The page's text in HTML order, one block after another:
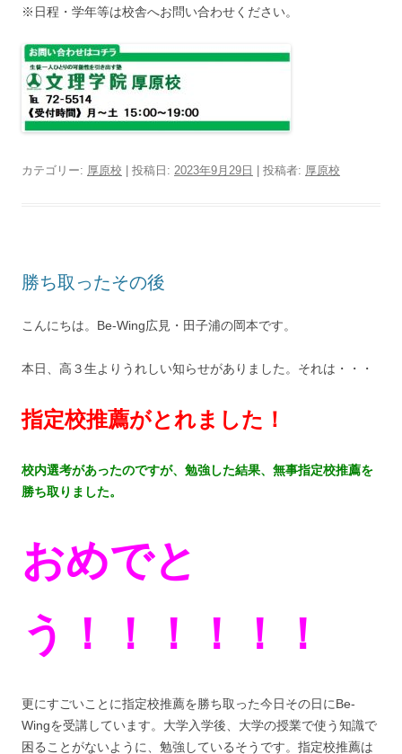
※日程・学年等は校舎へお問い合わせください。
カテゴリー: 厚原校 | 投稿日: 2023年9月29日 投稿者: 厚原校
勝ち取ったその後
こんにちは。Be-Wing広見・田子浦の岡本です。
本日、高３生よりうれしい知らせがありました。それは・・・
指定校推薦がとれました！
校内選考があったのですが、勉強した結果、無事指定校推薦を
勝ち取りました。
おめでと
う！！！！！！
更にすごいことに指定校推薦を勝ち取った今日その日にBe-
Wingを受講しています。大学入学後、大学の授業で使う知識で
困ることがないように、勉強しているそうです。指定校推薦は